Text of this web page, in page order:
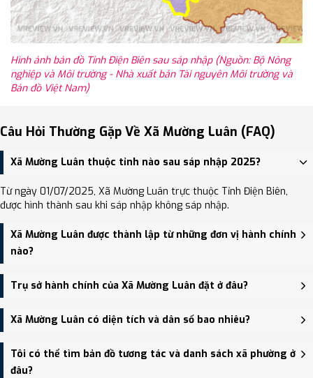
Hình ảnh bản đồ Tỉnh Điện Biên sau sáp nhập (Nguồn: Bộ Nông
nghiệp và Môi trường - Nhà xuất bản Tài nguyên Môi trường và
Bản đồ Việt Nam)
Câu Hỏi Thường Gặp Về Xã Mường Luân (FAQ)
Xã Mường Luân thuộc tỉnh nào sau sáp nhập 2025?
Từ ngày 01/07/2025, Xã Mường Luân trực thuộc Tỉnh Điện Biên,
được hình thành sau khi sáp nhập không sáp nhập.
Xã Mường Luân được thành lập từ những đơn vị hành chính
nào?
Xã Mường Luân được thành lập trên cơ sở sáp nhập Xã Chiềng Sơ,
Xã Luân Giói, Xã Mường Luân.
Trụ sở hành chính của Xã Mường Luân đặt ở đâu?
Trụ sở hành chính mới của Xã Mường Luân đặt tại Trụ sở Đảng ủy,
HĐND và UBND xã Mường Luân - trung tâm khu vực thuận tiện
giao thông.
Xã Mường Luân có diện tích và dân số bao nhiêu?
Xã Mường Luân có Diện tích: 186.22 km², Dân số: 16,012 người, Mật
độ dân số: Khoảng 85.98 người/km²
Tôi có thể tìm bản đồ tương tác và danh sách xã phường ở
đâu?